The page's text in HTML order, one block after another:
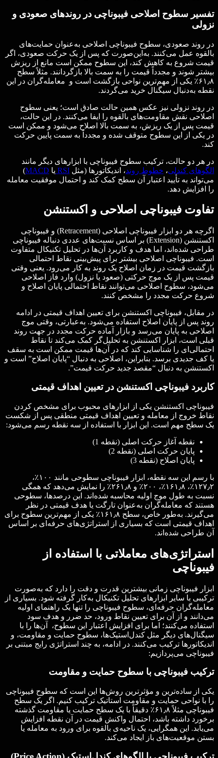
تفسیر سطوح اصلاحی فیبوناچی در روندهای صعودی و
نزولی
در روند صعودی، سطوح فیبوناچی اصلاحی به‌عنوان حمایت‌های
بالقوه عمل می‌کنند. به‌این‌صورت که پس از یک حرکت صعودی، اگر
قیمت شروع به کاهش کند، این سطوح ممکن است مانع از ریزش
بیشتر شوند و مجدداً قیمت را به سمت بالا بازگردانند. مثلاً سطح
۶۱٫۸٪ یکی از مهم‌ترین نواحی بازگشت است و معامله‌گران در این
نقطه به‌دنبال سیگنال خرید می‌گردند.
در روند نزولی نیز عکس همین حالت صادق است؛ یعنی سطوح
اصلاحی نقش مقاومت‌های بالقوه را ایفا می‌کنند. در این حالت،
قیمت پس از یک ریزش، به سمت بالا اصلاح می‌شود و ممکن است
در یکی از این سطوح متوقف شده و مجدداً به سمت پایین حرکت
کند.
در هر دو حالت، ترکیب سطوح فیبوناچی با ابزارهای دیگر مانند
الگوهای کندلی، خطوط روند، اندیکاتورها (مثل RSI یا MACD
)
می‌تواند به تأیید اعتبار آن سطح کمک کند و احتمال موفقیت معامله
را افزایش دهد.
تفاوت فیبوناچی اصلاحی و اکستنشن
اگرچه هر دو ابزار فیبوناچی اصلاحی (Retracement) و فیبوناچی
اکستنشن (Extension) بر اساس نسبت‌های عددی دنباله فیبوناچی
طراحی شده‌اند، اما هدف و کاربرد آن‌ها در تحلیل تکنیکال متفاوت
است. فیبوناچی اصلاحی بیشتر برای پیش‌بینی نقاط احتمالی
بازگشت قیمت در زمان اصلاح یک روند به کار می‌رود. یعنی وقتی
قیمت پس از یک موج حرکتی (صعود یا نزول) وارد فاز اصلاحی
می‌شود، سطوح اصلاحی می‌توانند نقاط احتمالی پایان اصلاح و
شروع حرکت مجدد را مشخص کنند.
در مقابل، فیبوناچی اکستنشن برای تعیین اهداف قیمتی در ادامه
روند پس از پایان اصلاح استفاده می‌شود. به‌عبارتی، وقتی موج
اصلاحی به پایان می‌رسد و بازار آماده حرکت مجدد در جهت روند
قبلی است، ابزار اکستنشن به تحلیل‌گر کمک می‌کند تا نقاط
احتمالی‌ای را شناسایی کند که در آن‌ها قیمت ممکن است به سقف
یا کف جدیدی برسد. بنابراین، اصلاحی به دنبال “پایان اصلاح” است و
اکستنشن به دنبال “مقصد جدید حرکت قیمت”.
کاربرد فیبوناچی اکستنشن در تعیین اهداف قیمتی
فیبوناچی اکستنشن یکی از ابزارهای محبوب برای مشخص کردن
نقاط خروج از معامله و تعیین اهداف قیمتی منطقی پس از شکست
یک سطح مهم است. این ابزار با استفاده از سه نقطه رسم می‌شود:
نقطه آغاز حرکت اصلی (نقطه 1)
پایان حرکت اصلی (نقطه 2)
پایان اصلاح (نقطه 3)
با رسم این سه نقطه، ابزار فیبوناچی سطوحی مانند ۱۰۰٪،
۱۲۷٫۲٪، ۱۶۱٫۸٪، ۲۰۰٪ و ۲۶۱٫۸٪ را نمایش می‌دهد که همگی
نسبت به طول موج اولیه محاسبه شده‌اند. این درصدها، سطوحی
هستند که معامله‌گران به‌عنوان تارگت یا هدف قیمتی در نظر
می‌گیرند. به‌طور خاص، سطح ۱۶۱٫۸٪ یکی از مهم‌ترین سطوح برای
اهداف قیمتی است که بسیاری از استراتژی‌های حرفه‌ای بر اساس
آن طراحی شده‌اند.
استراتژی‌های معاملاتی با استفاده از
فیبوناچی
ابزار فیبوناچی زمانی بیشترین قدرت و دقت را دارد که به‌صورت
ترکیبی با سایر ابزارهای تحلیل تکنیکال به‌کار گرفته شود. بسیاری از
معامله‌گران حرفه‌ای، سطوح فیبوناچی را تنها یک راهنمای اولیه
می‌دانند و از آن برای تعیین نقاط ورود، حد ضرر و هدف سود
استفاده می‌کنند؛ اما برای افزایش اعتبار این سطوح، آن‌ها را با
سیگنال‌های دیگر مثل کندل‌استیک‌ها، سطوح حمایت و مقاومت، و
اندیکاتورها ترکیب می‌کنند. در ادامه، به چند استراتژی رایج مبتنی بر
فیبوناچی می‌پردازیم:
ترکیب فیبوناچی با سطوح حمایت و مقاومت
یکی از ساده‌ترین و مؤثرترین روش‌ها این است که سطوح فیبوناچی
را با نواحی حمایت و مقاومت استاتیک ترکیب کنیم. اگر یک سطح
فیبوناچی مثلاً ۶۱٫۸٪ دقیقاً با یک سطح حمایت یا مقاومت گذشته
برخورد داشته باشد، احتمال واکنش قیمت در آن نقطه افزایش
می‌یابد. این همگرایی، یک ناحیه‌ی بالقوه برای ورود به معامله یا
بستن موقعیت‌های باز ایجاد می‌کند.